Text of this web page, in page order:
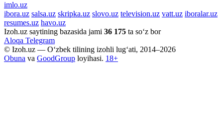
imlo.uz
ibora.uz salsa.uz skripka.uz slovo.uz television.uz vatt.uz iboralar.uz
resumes.uz havo.uz
Izoh.uz saytining bazasida jami 36 175 ta so‘z bor
Aloqa Telegram
© Izoh.uz — O‘zbek tilining izohli lug‘ati, 2014–2026
Obuna va GoodGroup loyihasi. 18+